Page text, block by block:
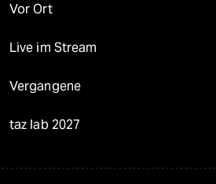
Vor Ort
Live im Stream
Vergangene
taz lab 2027